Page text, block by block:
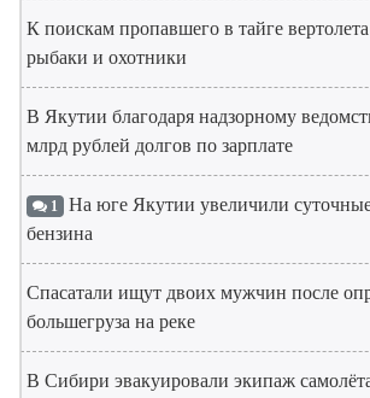
К поискам пропавшего в тайге
рыбаки и охотники
В Якутии благодаря надзорному
млрд рублей долгов по зарплате
1 На юге Якутии увеличили
бензина
Спасатали ищут двоих мужчин после
большегруза на реке
В Сибири эвакуировали экипаж